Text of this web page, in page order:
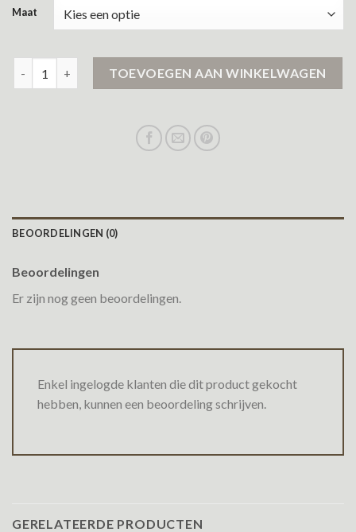
Maat
TOEVOEGEN AAN WINKELWAGEN
BEOORDELINGEN (0)
Beoordelingen
Er zijn nog geen beoordelingen.
Enkel ingelogde klanten die dit product gekocht
hebben, kunnen een beoordeling schrijven.
GERELATEERDE PRODUCTEN